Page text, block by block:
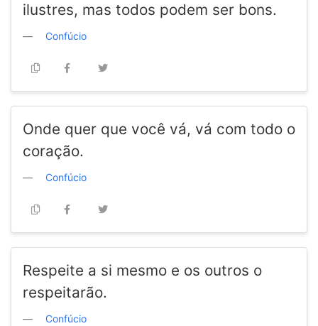
ilustres, mas todos podem ser bons.
Confúcio
Onde quer que você vá, vá com todo o
coração.
Confúcio
Respeite a si mesmo e os outros o
respeitarão.
Confúcio